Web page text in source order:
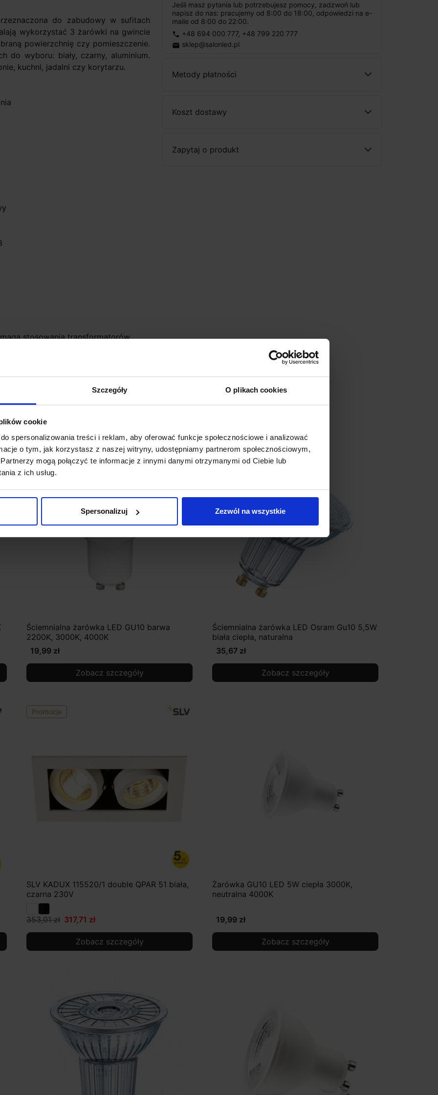
Szczegóły O plikach cookies
cookie
spersonalizowania treści i reklam, aby oferować funkcje społecznościowe i analizować
o tym, jak korzystasz z naszej witryny, udostępniamy partnerom społecznościowym,
mogą połączyć te informacje z innymi danymi otrzymanymi od Ciebie lub
z ich usług.
Spersonalizuj Zezwól na wszystkie
Jeśli masz pytania lub potrzebujesz pomocy, zadzwoń lub
napisz do nas: pracujemy od 8:00 do 18:00, odpowiedzi na e-
maile od 8:00 do 22:00.
phone +48 694 000 777, +48 799 220 777
email sklep@salonled.pl
Metody płatności
Koszt dostawy
Zapytaj o produkt
do zabudowy w sufitach
wykorzystać 3 żarówki na gwincie
powierzchnię czy pomieszczenie.
do wyboru: biały, czarny, aluminium.
kuchni, jadalni czy korytarzu.
stosowania transformatorów
Ściemnialna żarówka LED GU10 barwa
2200K, 3000K, 4000K
19,99 zł
Zobacz szczegóły
Ściemnialna żarówka LED Osram Gu10 5,5W
biała ciepła, naturalna
35,67 zł
Zobacz szczegóły
Promocja
SLV KADUX 115520/1 double QPAR 51 biała,
czarna 230V
353,01 zł 317,71 zł
Zobacz szczegóły
Żarówka GU10 LED 5W ciepła 3000K,
neutralna 4000K
19,99 zł
Zobacz szczegóły